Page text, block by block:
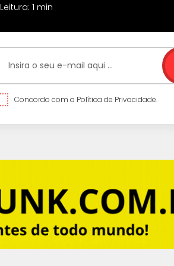
Leitura: 1 min
Concordo com a Política de Privacidade.